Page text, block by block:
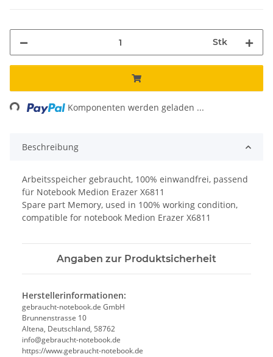
Stk
Loading... Komponenten werden geladen ...
Beschreibung
Arbeitsspeicher gebraucht, 100% einwandfrei, passend
für Notebook Medion Erazer X6811
Spare part Memory, used in 100% working condition,
compatible for notebook Medion Erazer X6811
Angaben zur Produktsicherheit
Herstellerinformationen:
gebraucht-notebook.de GmbH
Brunnenstrasse 10
Altena, Deutschland, 58762
info@gebraucht-notebook.de
https://www.gebraucht-notebook.de